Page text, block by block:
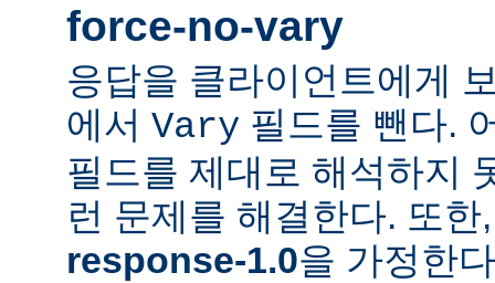
force-no-vary
응답을 클라이언트에게
에서 Vary 필드를 뺀다.
필드를 제대로 해석하지
런 문제를 해결한다. 또
response-1.0을 가정한